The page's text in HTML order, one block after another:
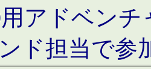
用アドベン
ド担当で参